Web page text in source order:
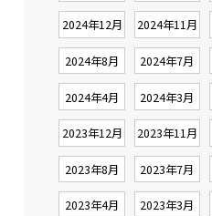
2024年12月 2024年11月
2024年8月 2024年7月
2024年4月 2024年3月
2023年12月 2023年11月
2023年8月 2023年7月
2023年4月 2023年3月